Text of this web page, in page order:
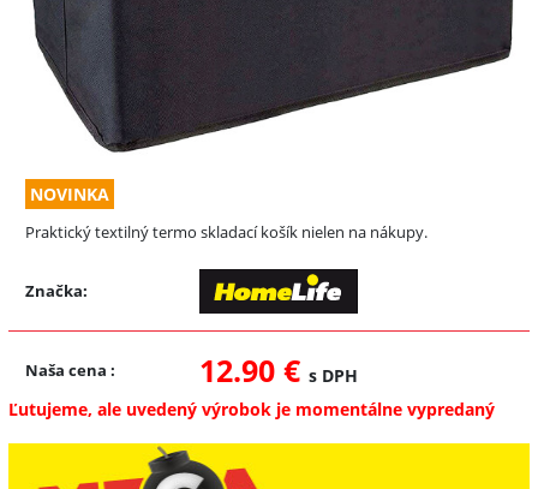
NOVINKA
Praktický textilný termo skladací košík nielen na nákupy.
Značka:
Naša cena : 12.90 € s DPH
Ľutujeme, ale uvedený výrobok je momentálne vypredaný